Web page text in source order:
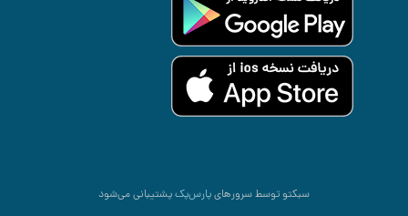
سبکتو توسط سرورهایپارس‌پکپشتیبانی می‌شود